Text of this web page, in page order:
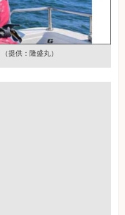
（提供：隆盛丸）